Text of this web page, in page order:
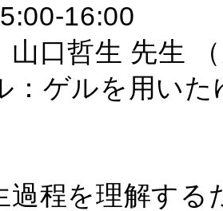
16:00
山口哲生 先生
：ゲルを用い
過程を理解す